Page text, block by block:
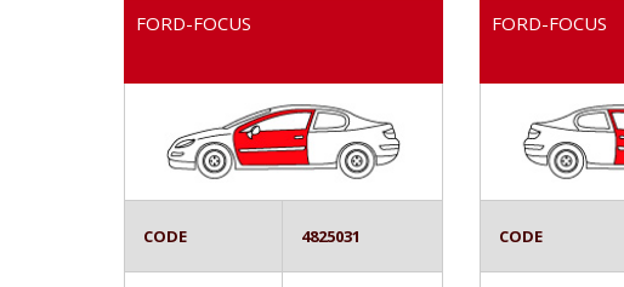
FORD-FOCUS
CODE 4825031
FORD-FOCUS
CODE